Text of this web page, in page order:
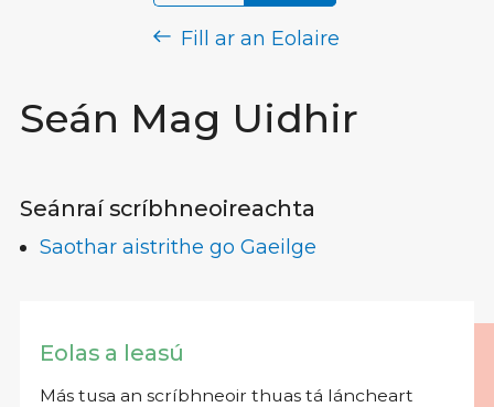
Seán Mag Uidhir
Fill ar an Eolaire
Seánraí scríbhneoireachta
Saothar aistrithe go Gaeilge
Eolas a leasú
Más tusa an scríbhneoir thuas tá láncheart